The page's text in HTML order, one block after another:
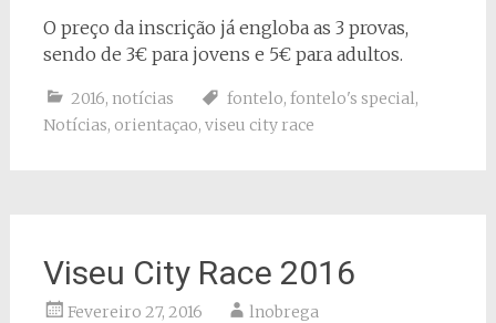
O preço da inscrição já engloba as 3 provas,
sendo de 3€ para jovens e 5€ para adultos.
2016, notícias fontelo, fontelo's special,
Notícias, orientaçao, viseu city race
Viseu City Race 2016
Fevereiro 27, 2016 lnobrega